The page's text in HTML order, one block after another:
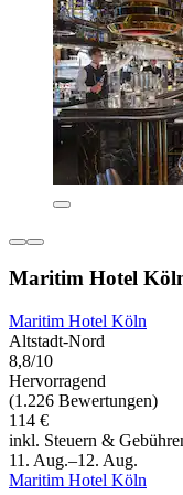
Maritim Hotel
Maritim Hotel Köln
Altstadt-Nord
8,8/10
Hervorragend
(1.226 Bewertungen)
114 €
inkl. Steuern &
11. Aug.–12. Aug.
Maritim Hotel Köln